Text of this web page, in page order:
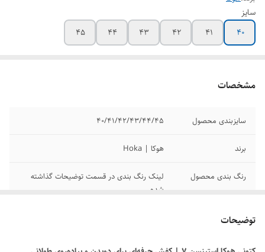
سایز
40
41
42
43
44
45
مشخصات
سایزبندی محصول 40/41/42/43/44/45
برند هوکا | Hoka
رنگ بندی محصول
لینک رنگ بندی در قسمت توضیحات گذاشته
شده
مدل
کیفیت مسترکوالیتیA
توضیحات